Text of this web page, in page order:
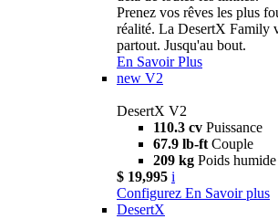
Prenez vos rêves les plus
réalité. La DesertX Family
partout. Jusqu'au bout.
En Savoir Plus
new V2
DesertX V2
110.3 cv Puissance
67.9 lb-ft Couple
209 kg Poids
$ 19,995 i
Configurez En Savoir plus
DesertX